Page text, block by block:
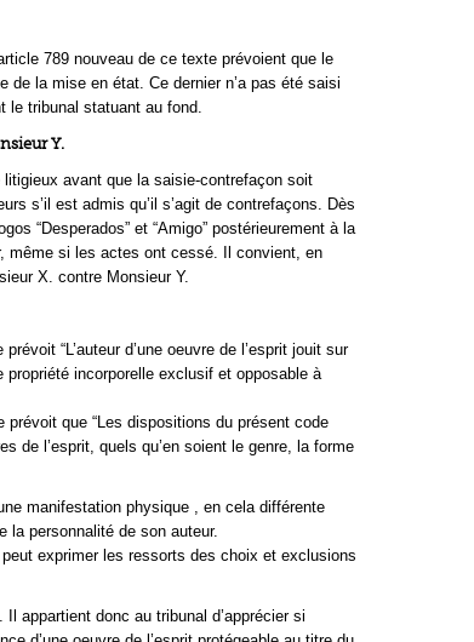
789 nouveau de ce texte prévoient que le
de la mise en état. Ce dernier n’a pas été saisi
le tribunal statuant au fond.
Y.
avant que la saisie-contrefaçon soit
s’il est admis qu’il s’agit de contrefaçons. Dès
“Desperados” et “Amigo” postérieurement à la
même si les actes ont cessé. Il convient, en
X. contre Monsieur Y.
“L’auteur d’une oeuvre de l’esprit jouit sur
incorporelle exclusif et opposable à
prévoit que “Les dispositions du présent code
de l’esprit, quels qu’en soient le genre, la forme
manifestation physique , en cela différente
la personnalité de son auteur.
exprimer les ressorts des choix et exclusions
appartient donc au tribunal d’apprécier si